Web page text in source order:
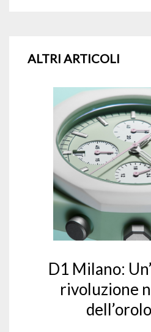
ALTRI ARTICOLI
D1 Milano:
rivoluzione